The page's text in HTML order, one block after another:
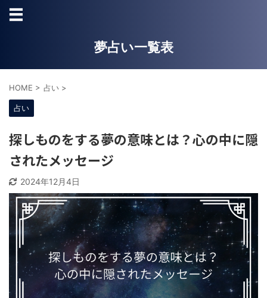
夢占い一覧表
HOME > 占い >
占い
探しものをする夢の意味とは？心の中に隠
されたメッセージ
2024年12月4日